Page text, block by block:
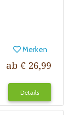
Merken
ab € 26,99
Details